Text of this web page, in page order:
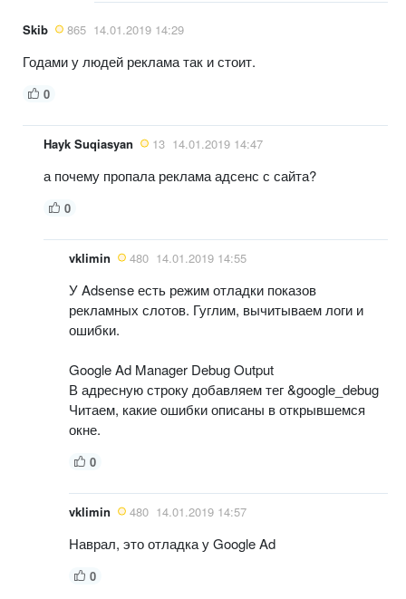
Skib 865 14.01.2019 14:29
Годами у людей реклама так и стоит.
0
Hayk Suqiasyan 13 14.01.2019 14:47
а почему пропала реклама адсенс с сайта?
0
vklimin 480 14.01.2019 14:55
У Adsense есть режим отладки показов
рекламных слотов. Гуглим, вычитываем логи и
ошибки.
Google Ad Manager Debug Output
В адресную строку добавляем тег &google_debug
Читаем, какие ошибки описаны в открывшемся
окне.
0
vklimin 480 14.01.2019 14:57
Наврал, это отладка у Google Ad
0